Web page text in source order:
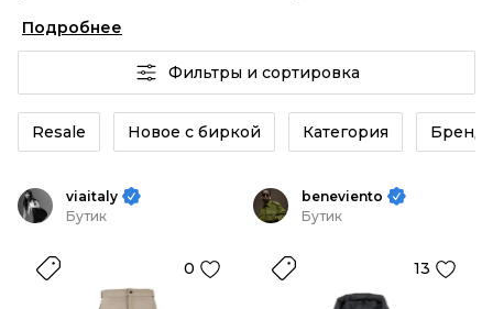
аутентификация каждого заказа – MONCLER
GRENOBLE Мужское от селлеров OSKELLY с быстрой
доставкой по России. Ваш стиль не ждет, и мы тоже!
Винтажные изделия или MONCLER GRENOBLE
Мужское из новых коллекций – заказывайте на сайте
или в приложении OSKELLY с целой экосистемой
Подробнее
Фильтры и сортировка
Resale Новое с биркой Категория Бренд
viaitaly
Бутик
0
beneviento
Бутик
13